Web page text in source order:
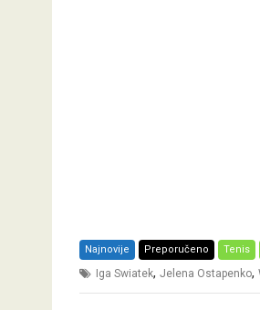
Najnovije Preporučeno Tenis
Iga Swiatek, Jelena Ostapenko,